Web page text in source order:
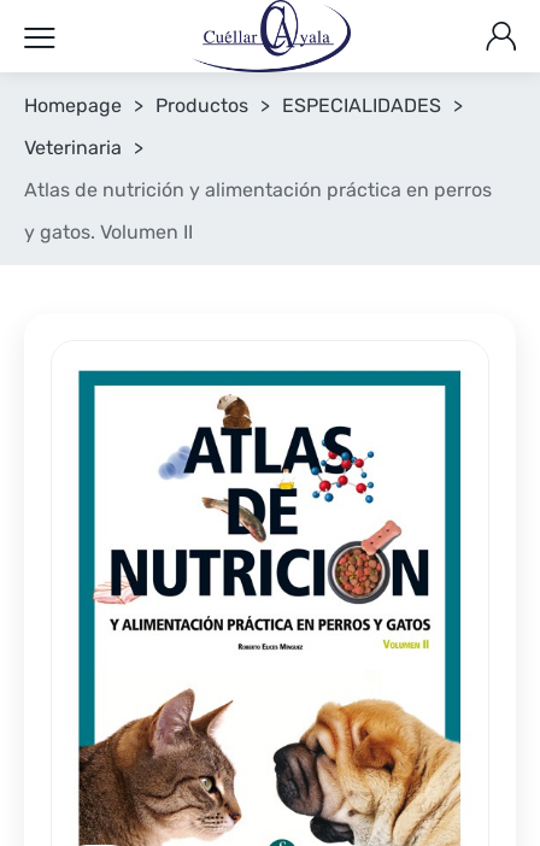
Homepage > Productos > ESPECIALIDADES >
Veterinaria
>
Atlas de nutrición y alimentación práctica en perros
y gatos. Volumen II